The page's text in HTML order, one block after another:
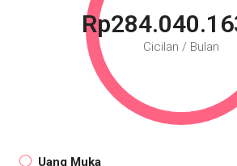
Cicilan / Bulan
Uang Muka